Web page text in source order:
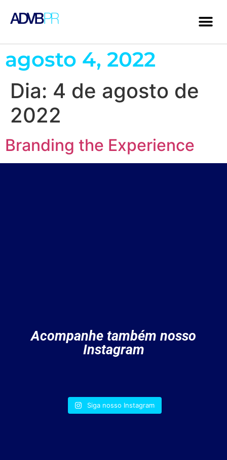
agosto 4, 2022
Dia: 4 de agosto de
2022
Branding the Experience
Acompanhe também nosso
Instagram
Siga nosso Instagram